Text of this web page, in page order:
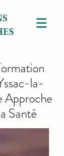
la-
Approche
Santé